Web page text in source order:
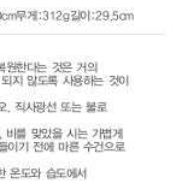
무게:312g길이:29.5cm
원한다는 것은 거의
지 않도록 사용하는 것이
. 직사광선 또는 불로
를 맞았을 시는 가볍게
이기 전에 마른 수건으로
온도와 습도에서